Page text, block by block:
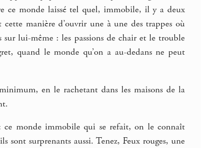
ce monde laissé tel quel, immobile, il y a deux
manière d’ouvrir une à une des trappes où
sur lui-même : les passions de chair et le trouble
quand le monde qu’on a au-dedans ne peut
en le rachetant dans les maisons de la
ce monde immobile qui se refait, on le connaît
sont surprenants aussi. Tenez, Feux rouges, une